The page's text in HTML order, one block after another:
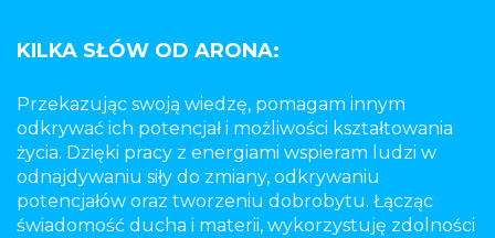
KILKA SŁÓW OD ARONA:
Przekazując swoją wiedzę, pomagam innym
odkrywać ich potencjał i możliwości kształtowania
życia. Dzięki pracy z energiami wspieram ludzi w
odnajdywaniu siły do zmiany, odkrywaniu
potencjałów oraz tworzeniu dobrobytu. Łącząc
świadomość ducha i materii, wykorzystuję zdolności